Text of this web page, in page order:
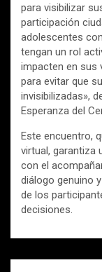
para visibilizar
participación
adolescentes
tengan un rol
impacten en sus
para evitar que
invisibilizadas»,
Esperanza del
Este encuentro,
virtual, garantiza
con el
diálogo genuino
de los
decisiones.